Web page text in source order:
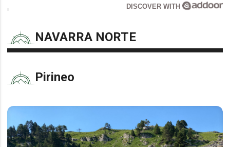
DISCOVER WITH
NAVARRA NORTE
Pirineo